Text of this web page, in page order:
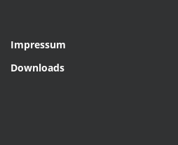
Impressum
Downloads